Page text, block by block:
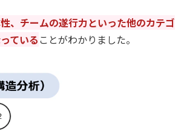
、チームの遂行力といった他のカテゴ
ている ことがわかりました。